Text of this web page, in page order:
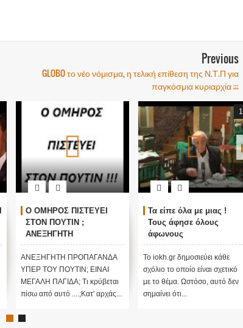
Previous
GLOBO το νέο νόμισμα, η τελική επίθεση της Ν.Τ.Π για
παγκόσμια κυριαρχία ;;;
Ο ΟΜΗΡΟΣ ΠΙΣΤΕΥΕΙ
ΣΤΟΝ ΠΟΥΤΙΝ ;
ΑΝΕΞΗΓΗΤΗ
ΠΡΟΠΑΓΑΝΔΑ ΥΠΕΡ ΤΟΥ
ΠΟΥΤΙΝ;
ΑΝΕΞΗΓΗΤΗ ΠΡΟΠΑΓΑΝΔΑ
ΥΠΕΡ ΤΟΥ ΠΟΥΤΙΝ; ΕΙΝΑΙ
ΜΕΓΑΛΗ ΠΑΓΙΔΑ; Τι κρύβεται
πίσω από αυτό ....;Κατ' αρχάς...
1
Τα είπε όλα με μιας !
Τους άφησε όλους
άφωνους
Το iokh.gr δημοσιεύει κάθε
σχόλιο το οποίο είναι σχετικό
με το θέμα. Ωστόσο, αυτό δεν
σημαίνει ότι...